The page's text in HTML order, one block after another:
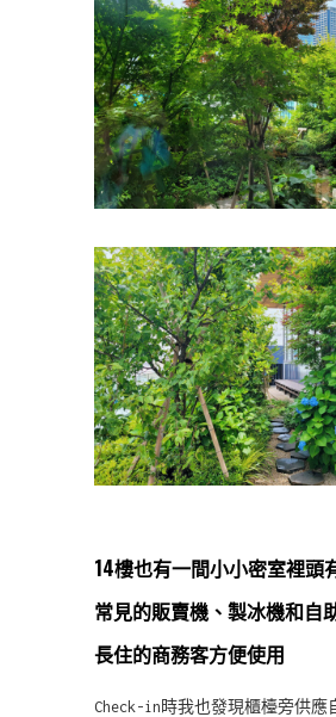
14樓也有一間小小密室裡頭
常見的販賣機、製冰機和自
長住的商務客方便使用
Check-in時我也發現櫃檯旁供應